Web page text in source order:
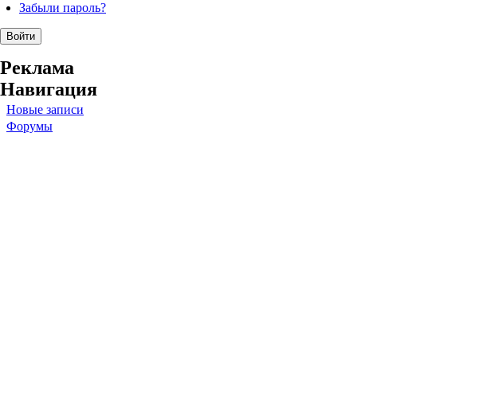
Забыли пароль?
Реклама
Навигация
Новые записи
Форумы